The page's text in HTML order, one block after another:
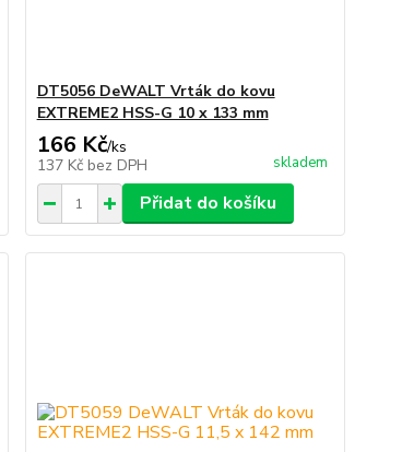
DT5056 DeWALT Vrták do kovu
EXTREME2 HSS-G 10 x 133 mm
166 Kč/ks
137 Kč bez DPH skladem
Přidat do košíku